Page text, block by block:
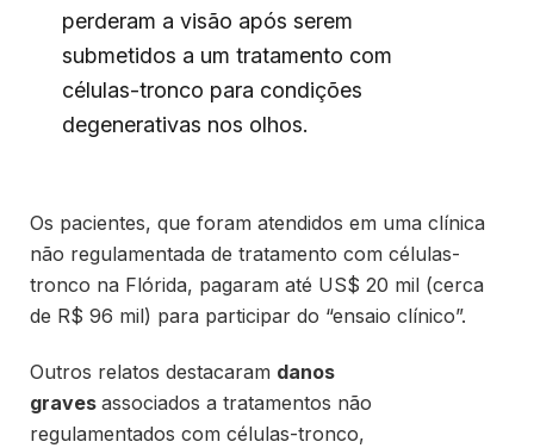
perderam a visão após serem
submetidos a um tratamento com
células-tronco para condições
degenerativas nos olhos.
Os pacientes, que foram atendidos em uma clínica
não regulamentada de tratamento com células-
tronco na Flórida, pagaram até US$ 20 mil (cerca
de R$ 96 mil) para participar do “ensaio clínico”.
Outros relatos destacaram danos
graves associados a tratamentos não
regulamentados com células-tronco,